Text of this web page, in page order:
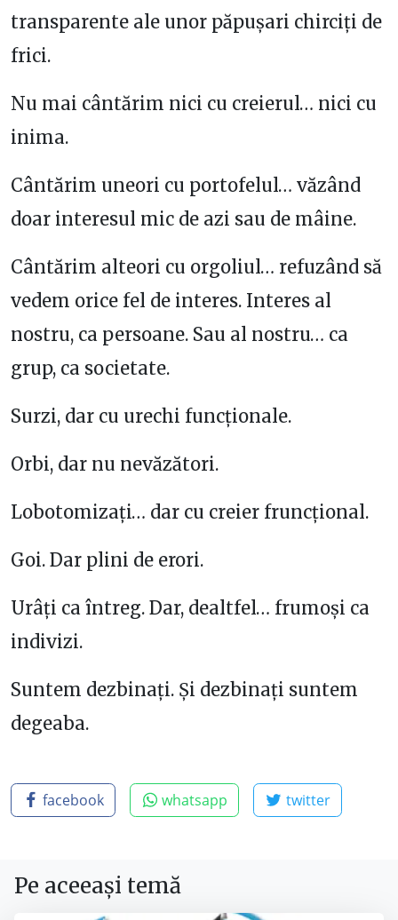
transparente ale unor păpușari chirciți de
frici.
Nu mai cântărim nici cu creierul… nici cu
inima.
Cântărim uneori cu portofelul… văzând
doar interesul mic de azi sau de mâine.
Cântărim alteori cu orgoliul… refuzând să
vedem orice fel de interes. Interes al
nostru, ca persoane. Sau al nostru… ca
grup, ca societate.
Surzi, dar cu urechi funcționale.
Orbi, dar nu nevăzători.
Lobotomizați… dar cu creier fruncțional.
Goi. Dar plini de erori.
Urâți ca întreg. Dar, dealtfel… frumoși ca
indivizi.
Suntem dezbinați. Și dezbinați suntem
degeaba.
facebook whatsapp twitter
Pe aceeași temă